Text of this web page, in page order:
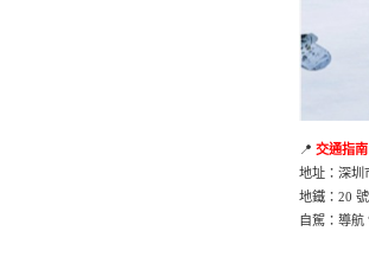
📍 交通指
地址：深圳
地鐵：20
自駕：導航